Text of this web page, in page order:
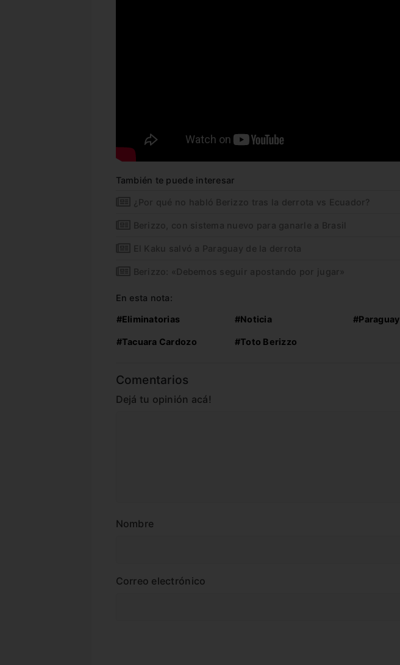
También te puede interesar
¿Por qué no habló Berizzo tras la derrota vs Ecuador?
Berizzo, con sistema nuevo para ganarle a Brasil
El Kaku salvó a Paraguay de la derrota
Berizzo: «Debemos seguir apostando por jugar»
En esta nota:
#Eliminatorias #Noticia #Paraguay
#Tacuara Cardozo #Toto Berizzo
Comentarios
Dejá tu opinión acá!
Nombre
Correo electrónico